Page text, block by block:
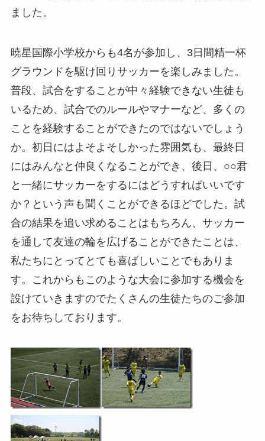
ました。
暁星国際小学校からも4名が参加し、3日間精一杯
グラウンドを駆け回りサッカーを楽しみました。
普段、試合をすることが中々経験できない生徒も
いるため、試合でのルールやマナーなど、多くの
ことを経験することができたのではないでしょう
か。初日にはよそよそしかった雰囲気も、最終日
にはみんなと仲良くなることができ、後日、○○君
と一緒にサッカーをするにはどうすればいいです
か？という声も聞くことができるほどでした。試
合の結果を追い求めることはもちろん、サッカー
を通して友達の輪を広げることができたことは、
私たちにとってとても喜ばしいことでもありま
す。これからもこのような大会に参加する機会を
設けていきますのでたくさんの生徒たちのご参加
をお待ちしております。